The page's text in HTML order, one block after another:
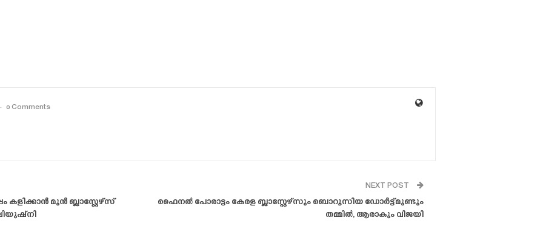
0 Comments
മുൻ ബ്ലാസ്റ്റേഴ്‌സ്
NEXT POST
ഫൈനൽ പോരാട്ടം കേരള ബ്ലാസ്റ്റേഴ്‌സും ബൊറൂസിയ ഡോർട്ട്മുണ്ടും
തമ്മിൽ, ആരാകും വിജയി